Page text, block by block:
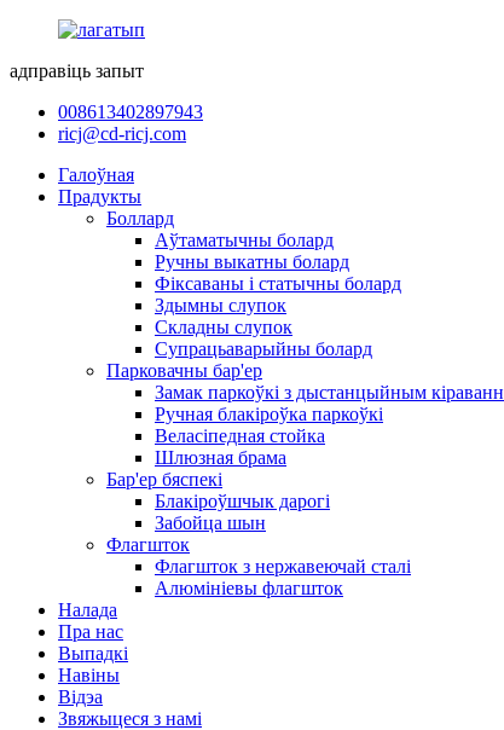
адправіць запыт
008613402897943
ricj@cd-ricj.com
Галоўная
Прадукты
Боллард
Аўтаматычны болард
Ручны выкатны болард
Фіксаваны і статычны болард
Здымны слупок
Складны слупок
Супрацьаварыйны болард
Парковачны бар'ер
Замак паркоўкі з дыстанцыйным
Ручная блакіроўка паркоўкі
Веласіпедная стойка
Шлюзная брама
Бар'ер бяспекі
Блакіроўшчык дарогі
Забойца шын
Флагшток
Флагшток з нержавеючай сталі
Алюмініевы флагшток
Налада
Пра нас
Выпадкі
Навіны
Відэа
Звяжыцеся з намі